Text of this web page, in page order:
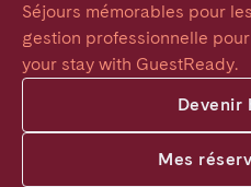
Séjours mémorables pour
gestion professionnelle
your stay with GuestReady.
Devenir
Mes